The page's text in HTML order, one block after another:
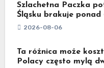
Szlachetna Paczka
Śląsku brakuje
2026-08-06
Ta różnica może
Polacy często mylą